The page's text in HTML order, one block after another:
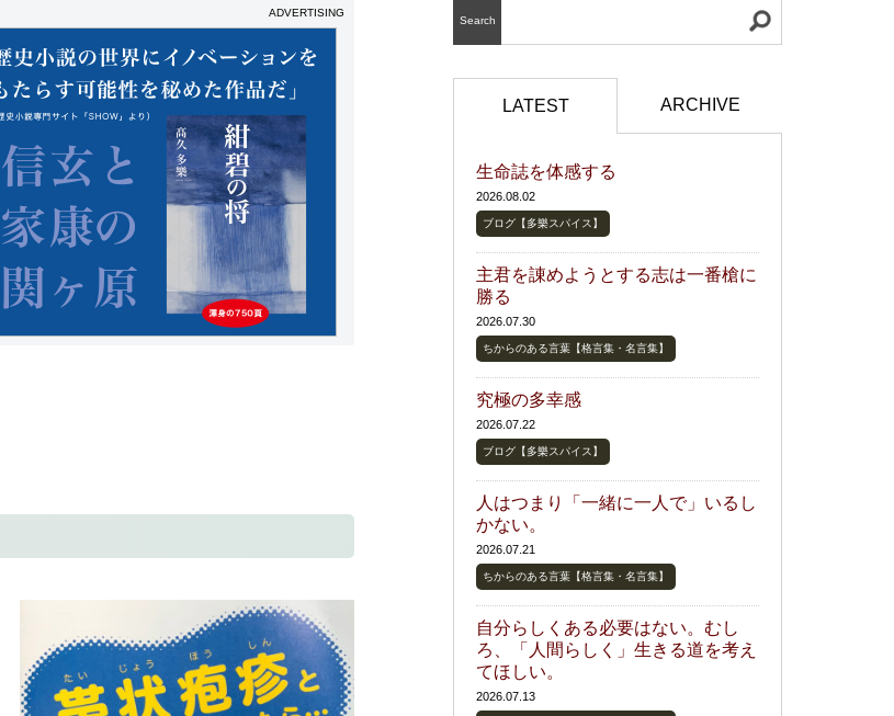
ADVERTISING
Search
LATEST ARCHIVE
生命誌を体感する
2026.08.02
ブログ【多樂スパイス】
主君を諌めようとする志は一番槍に
勝る
2026.07.30
ちからのある言葉【格言集・名言集】
究極の多幸感
2026.07.22
ブログ【多樂スパイス】
人はつまり「一緒に一人で」いるし
かない。
2026.07.21
ちからのある言葉【格言集・名言集】
自分らしくある必要はない。むし
ろ、「人間らしく」生きる道を考え
てほしい。
2026.07.13